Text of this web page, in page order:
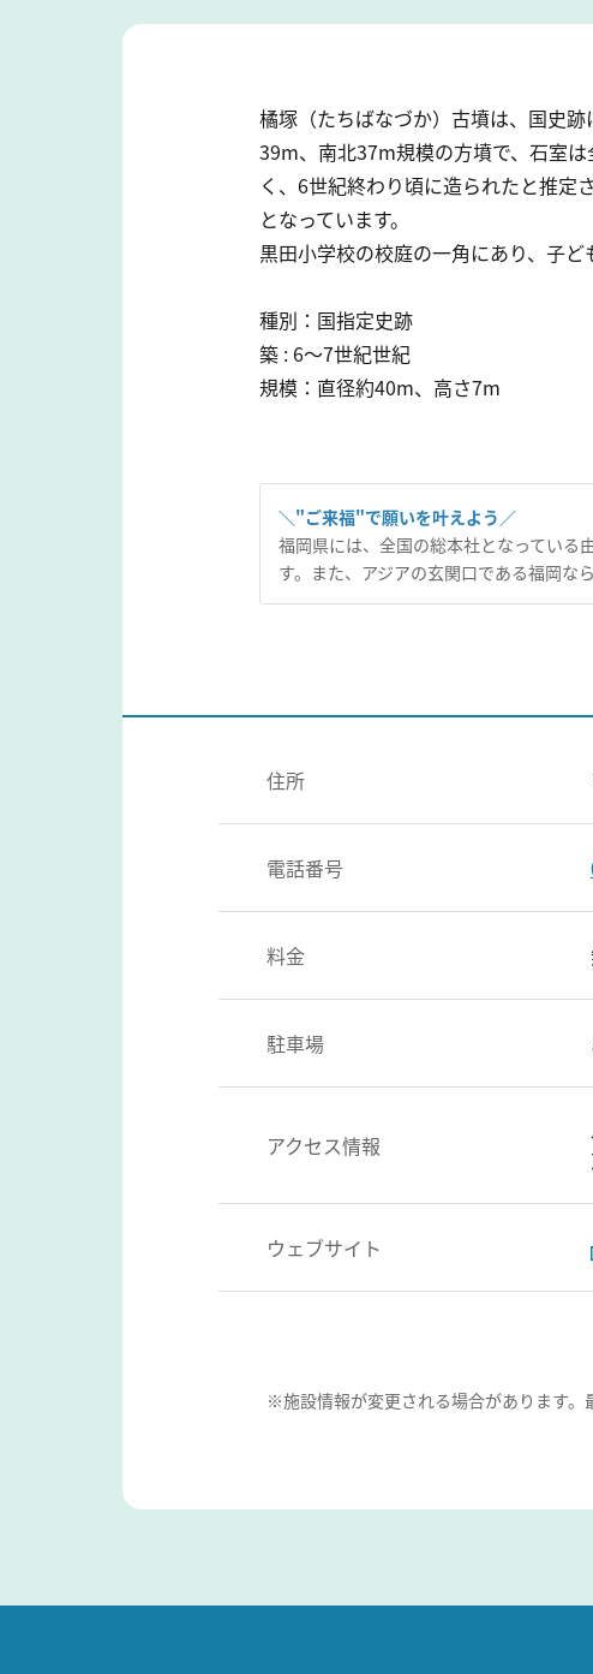
橘塚（たちばなづか）古墳は、国史
39m、南北37m規模の方墳で、石室
く、6世紀終わり頃に造られたと推定
となっています。
黒田小学校の校庭の一角にあり、子ど
種別：国指定史跡
築 : 6～7世紀世紀
規模：直径約40m、高さ7m
＼"ご来福"で願いを叶えよう／
福岡県には、全国の総本社となっている
す。また、アジアの玄関口である福岡な
住所
電話番号
料金
駐車場
アクセス情報
ウェブサイト
※施設情報が変更される場合があります。